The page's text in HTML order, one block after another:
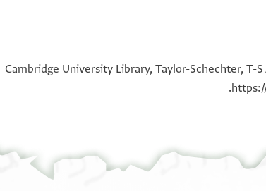
Cambridge University Library, Taylor-Schechter, T-